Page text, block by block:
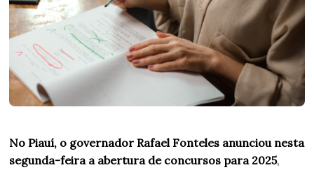
No Piauí, o governador Rafael Fonteles anunciou nesta
segunda-feira a abertura de concursos para 2025,